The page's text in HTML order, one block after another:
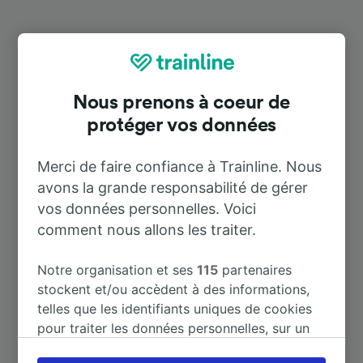
Wildeshausen
À Hamburg Hbf 1 h 46 m
À Berlin Hbf
À Amsterdam 4 h 55 m
À Dresden Hbf 6 h 7 m
Nous prenons à coeur de
protéger vos données
Merci de faire confiance à Trainline. Nous
avons la grande responsabilité de gérer
vos données personnelles. Voici
comment nous allons les traiter.
Notre organisation et ses115 partenaires
stockent et/ou accèdent à des informations,
telles que les identifiants uniques de cookies
pour traiter les données personnelles, sur un